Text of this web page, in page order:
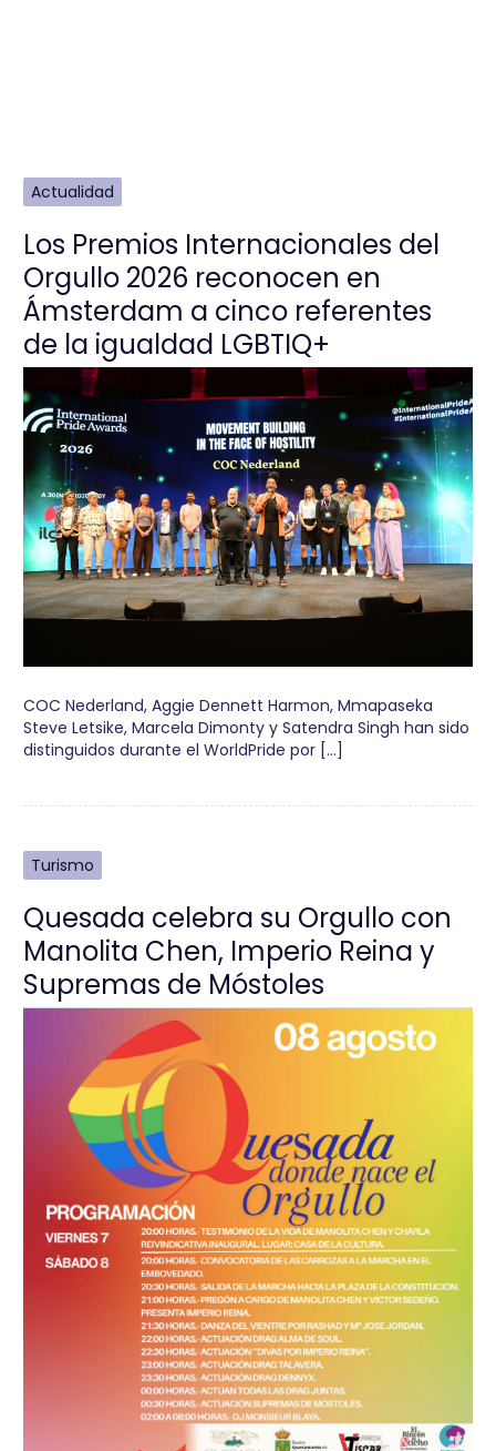
Actualidad
Los Premios Internacionales del
Orgullo 2026 reconocen en
Ámsterdam a cinco referentes
de la igualdad LGBTIQ+
COC Nederland, Aggie Dennett Harmon, Mmapaseka
Steve Letsike, Marcela Dimonty y Satendra Singh han sido
distinguidos durante el WorldPride por […]
Turismo
Quesada celebra su Orgullo con
Manolita Chen, Imperio Reina y
Supremas de Móstoles